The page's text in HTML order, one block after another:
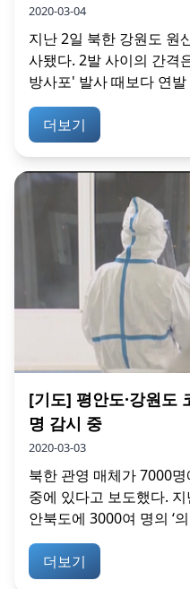
2020-03-04
지난 2일 북한 강원도 원
사됐다. 2발 사이의 간격
방사포' 발사 때보다 연발
더보기
[기도] 평안도·강원도
명 감시 중
2020-03-03
북한 관영 매체가 7000
중에 있다고 보도했다.
안북도에 3000여 명의 ‘
더보기